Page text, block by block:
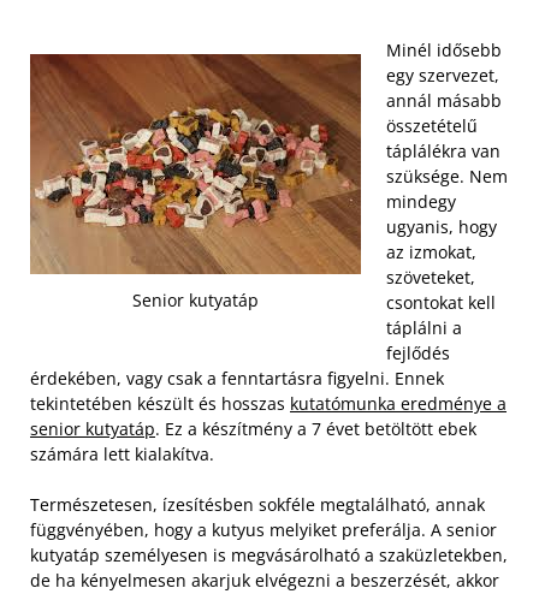
Senior kutyatáp
Minél idősebb
egy szervezet,
annál másabb
összetételű
táplálékra van
szüksége. Nem
mindegy
ugyanis, hogy
az izmokat,
szöveteket,
csontokat kell
táplálni a
fejlődés
érdekében, vagy csak a fenntartásra figyelni. Ennek
tekintetében készült és hosszas kutatómunka eredménye a
senior kutyatáp. Ez a készítmény a 7 évet betöltött ebek
számára lett kialakítva.
Természetesen, ízesítésben sokféle megtalálható, annak
függvényében, hogy a kutyus melyiket preferálja. A senior
kutyatáp személyesen is megvásárolható a szaküzletekben,
de ha kényelmesen akarjuk elvégezni a beszerzését, akkor